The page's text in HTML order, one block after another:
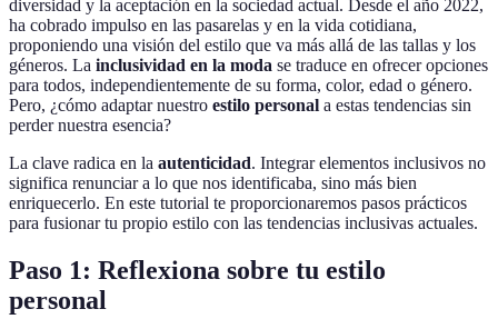
diversidad y la aceptación en la sociedad actual. Desde el año 2022,
ha cobrado impulso en las pasarelas y en la vida cotidiana,
proponiendo una visión del estilo que va más allá de las tallas y los
géneros. La inclusividad en la moda se traduce en ofrecer opciones
para todos, independientemente de su forma, color, edad o género.
Pero, ¿cómo adaptar nuestro estilo personal a estas tendencias sin
perder nuestra esencia?
La clave radica en la autenticidad. Integrar elementos inclusivos no
significa renunciar a lo que nos identificaba, sino más bien
enriquecerlo. En este tutorial te proporcionaremos pasos prácticos
para fusionar tu propio estilo con las tendencias inclusivas actuales.
Paso 1: Reflexiona sobre tu estilo
personal